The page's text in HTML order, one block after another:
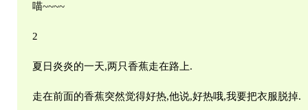
喵~~~~
2
夏日炎炎的一天,两只香蕉走在路上.
走在前面的香蕉突然觉得好热,他说,好热哦,我要把衣服脱掉.